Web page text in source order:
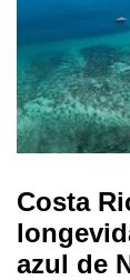
Costa
azul de